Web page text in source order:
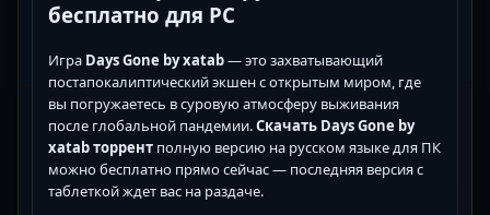
бесплатно для PC
Игра Days Gone by xatab— это захватывающий
постапокалиптический экшен с открытым миром, где
вы погружаетесь в суровую атмосферу выживания
после глобальной пандемии.Скачать Days Gone by
xatab торрент полную версию на русском языке для ПК
можно бесплатно прямо сейчас — последняя версия с
таблеткой ждет вас на раздаче.